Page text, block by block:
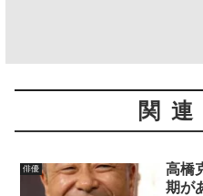
関
俳優
高橋
期が